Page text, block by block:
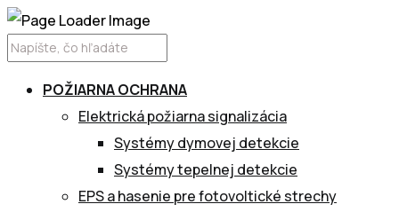
POŽIARNA OCHRANA
Elektrická požiarna signalizácia
Systémy dymovej detekcie
Systémy tepelnej detekcie
EPS a hasenie pre fotovoltické strechy